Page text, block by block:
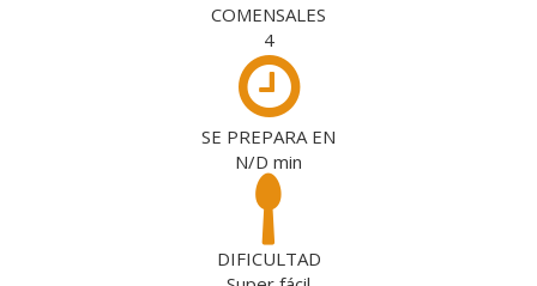
COMENSALES
4
SE PREPARA EN
N/D min
DIFICULTAD